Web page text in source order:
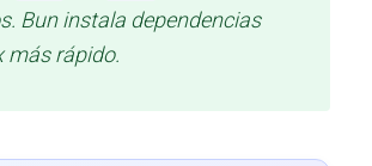
Bun instala dependencias
más rápido.